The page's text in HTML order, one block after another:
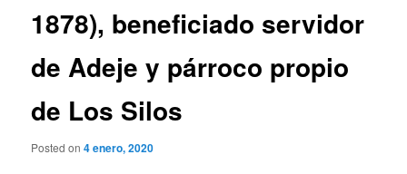
1878), beneficiado servidor
de Adeje y párroco propio
de Los Silos
Posted on4 enero, 2020